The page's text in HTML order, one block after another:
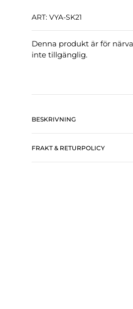
ART: VYA-SK21
Denna produkt är för
inte tillgänglig.
BESKRIVNING
FRAKT & RETURPOLICY